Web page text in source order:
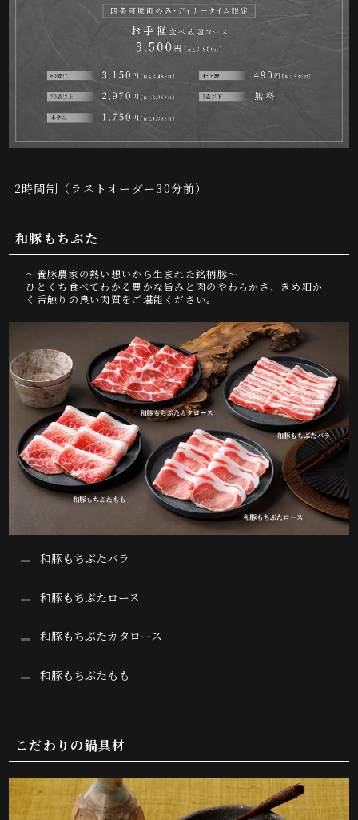
2時間制（ラストオーダー30分前）
和豚もちぶた
～養豚農家の熱い想いから生まれた銘柄豚～
ひとくち食べてわかる豊かな旨みと肉のやわらかさ、きめ細か
く舌触りの良い肉質をご堪能ください。
和豚もちぶたバラ
和豚もちぶたロース
和豚もちぶたカタロース
和豚もちぶたもも
こだわりの鍋具材